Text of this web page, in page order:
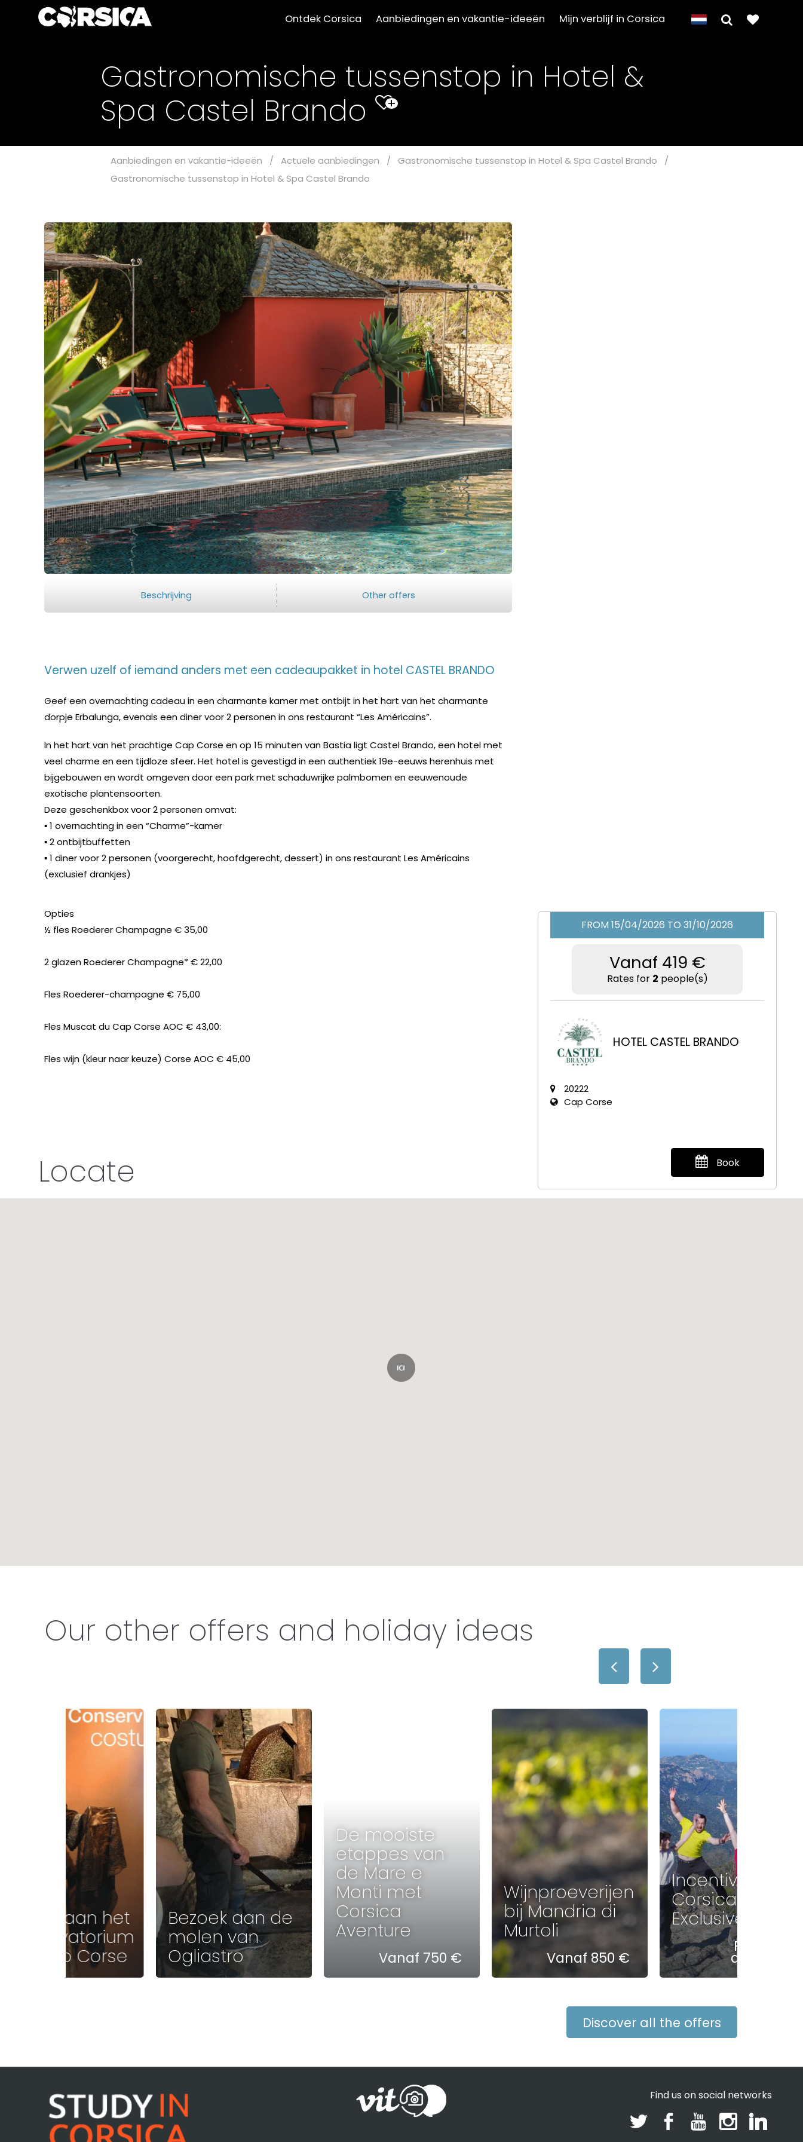
Ontdek Corsica Aanbiedingen en vakantie-ideeën Mijn verblijf in Corsica
Gastronomische tussenstop in Hotel &
Spa Castel Brando
+
Aanbiedingen en vakantie-ideeën / Actuele aanbiedingen / Gastronomische tussenstop in Hotel & Spa Castel Brando
/
Gastronomische tussenstop in Hotel & Spa Castel Brando
FROM 15/04/2026 TO 31/10/2026
Vanaf 419 €
Rates for 2 people(s)
HOTEL CASTEL BRANDO
20222
Cap Corse
Book
Beschrijving Other offers
Verwen uzelf of iemand anders met een cadeaupakket in hotel CASTEL BRANDO
Geef een overnachting cadeau in een charmante kamer met ontbijt in het hart van het charmante
dorpje Erbalunga, evenals een diner voor 2 personen in ons restaurant “Les Américains”.
In het hart van het prachtige Cap Corse en op 15 minuten van Bastia ligt Castel Brando, een hotel met
veel charme en een tijdloze sfeer. Het hotel is gevestigd in een authentiek 19e-eeuws herenhuis met
bijgebouwen en wordt omgeven door een park met schaduwrijke palmbomen en eeuwenoude
exotische plantensoorten.
Deze geschenkbox voor 2 personen omvat:
▪ 1 overnachting in een “Charme”-kamer
▪ 2 ontbijtbuffetten
▪ 1 diner voor 2 personen (voorgerecht, hoofdgerecht, dessert) in ons restaurant Les Américains
(exclusief drankjes)
Opties
½ fles Roederer Champagne € 35,00
2 glazen Roederer Champagne* € 22,00
Fles Roederer-champagne € 75,00
Fles Muscat du Cap Corse AOC € 43,00:
Fles wijn (kleur naar keuze) Corse AOC € 45,00
Locate
Our other offers and holiday ideas
Bezoek aan het
conservatorium
van Cap Corse
Bezoek aan de
molen van
Ogliastro
De mooiste
etappes van
de Mare e
Monti met
Corsica
Aventure
Vanaf 750 €
Wijnproeverijen
bij Mandria di
Murtoli
Vanaf 850 €
Incentive met
Corsica
Exclusive
Prijzen op
aanvraag
Discover all the offers
Find us on social networks